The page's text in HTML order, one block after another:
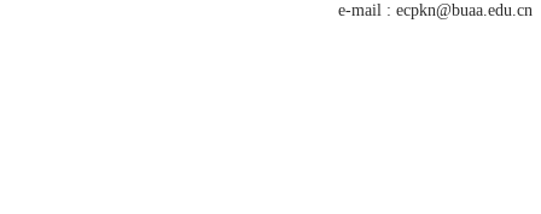
e-mail : ecpkn@buaa.edu.cn